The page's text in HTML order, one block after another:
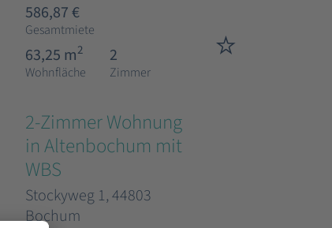
586,87 €
Gesamtmiete
63,25 m2
Wohnfläche
2
Zimmer
2-Zimmer Wohnung
in Altenbochum mit
WBS
Stockyweg 1, 44803
Bochum